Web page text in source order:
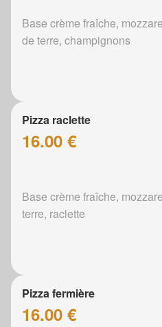
Base crème fraîche,
de terre, champignons
Pizza raclette
16.00 €
Base crème fraîche,
terre, raclette
Pizza fermière
16.00 €